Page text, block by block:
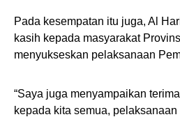
Pada kesempatan itu juga, Al
kasih kepada masyarakat
menyukseskan pelaksanaan
“Saya juga menyampaikan
kepada kita semua,